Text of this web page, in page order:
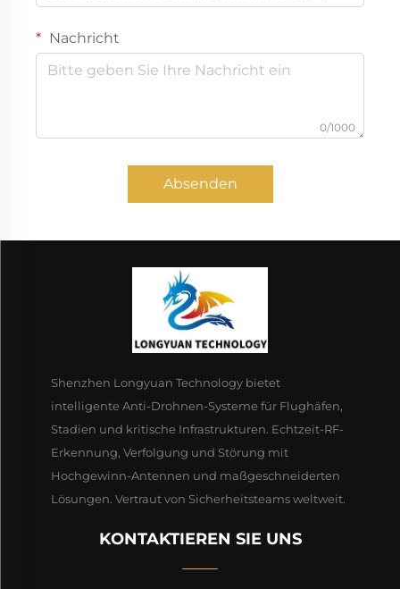
Nachricht
0/1000
Absenden
Shenzhen Longyuan Technology bietet
intelligente Anti-Drohnen-Systeme für Flughäfen,
Stadien und kritische Infrastrukturen. Echtzeit-RF-
Erkennung, Verfolgung und Störung mit
Hochgewinn-Antennen und maßgeschneiderten
Lösungen. Vertraut von Sicherheitsteams weltweit.
KONTAKTIEREN SIE UNS